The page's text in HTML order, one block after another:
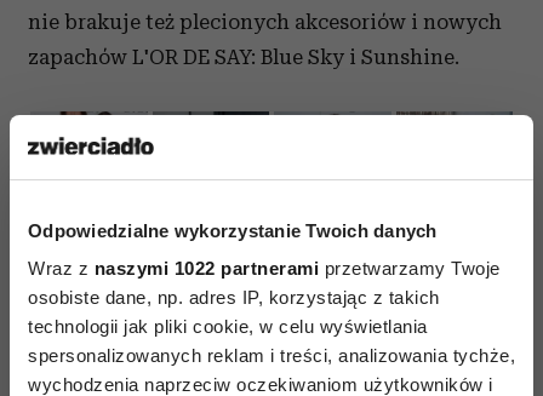
Odpowiedzialne wykorzystanie Twoich danych
Wraz z naszymi 1022 partnerami przetwarzamy Twoje
osobiste dane, np. adres IP, korzystając z takich
technologii jak pliki cookie, w celu wyświetlania
spersonalizowanych reklam i treści, analizowania tychże,
wychodzenia naprzeciw oczekiwaniom użytkowników i
nie brakuje też plecionych akcesoriów i nowych
zapachów L'OR DE SAY: Blue Sky i Sunshine.